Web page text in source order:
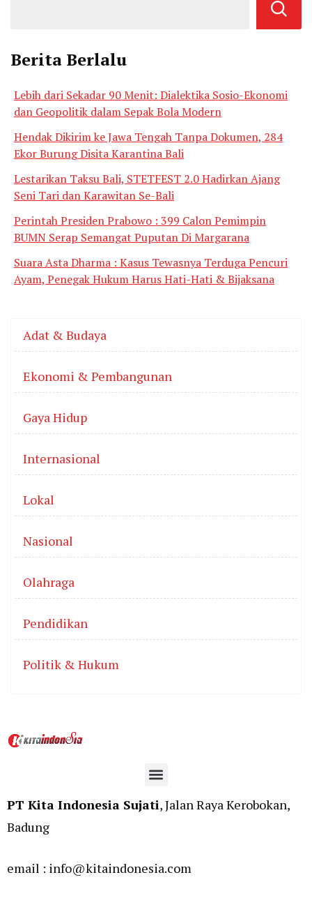
Berita Berlalu
Lebih dari Sekadar 90 Menit: Dialektika Sosio-Ekonomi
dan Geopolitik dalam Sepak Bola Modern
Hendak Dikirim ke Jawa Tengah Tanpa Dokumen, 284
Ekor Burung Disita Karantina Bali
Lestarikan Taksu Bali, STETFEST 2.0 Hadirkan Ajang
Seni Tari dan Karawitan Se-Bali
Perintah Presiden Prabowo : 399 Calon Pemimpin
BUMN Serap Semangat Puputan Di Margarana
Suara Asta Dharma : Kasus Tewasnya Terduga Pencuri
Ayam, Penegak Hukum Harus Hati-Hati & Bijaksana
Adat & Budaya
Ekonomi & Pembangunan
Gaya Hidup
Internasional
Lokal
Nasional
Olahraga
Pendidikan
Politik & Hukum
PT Kita Indonesia Sujati, Jalan Raya Kerobokan,
Badung
email : info@kitaindonesia.com